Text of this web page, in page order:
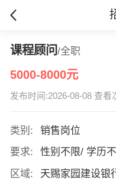
课程顾问/全职
5000-8000元
发布时间:2026-08-08 查看
类别:
销售岗位
要求:
性别不限/ 学历
区域:
天赐家园建设银